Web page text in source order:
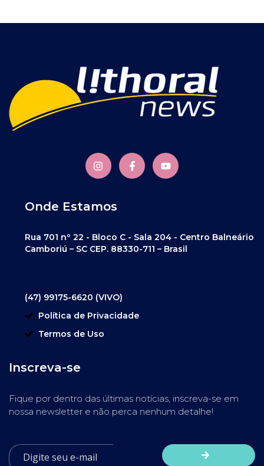
Onde Estamos
Rua 701 nº 22 - Bloco C - Sala 204 - Centro Balneário
Camboriú – SC CEP. 88330-711 – Brasil
(47) 99175-6620 (VIVO)
Política de Privacidade
Termos de Uso
Inscreva-se
Fique por dentro das últimas notícias, inscreva-se em
nossa newsletter e não perca nenhum detalhe!